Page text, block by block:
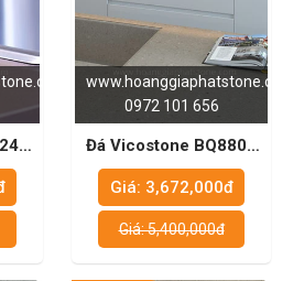
-
www.hoanggiaphatstone.com
0972 101 656
Đá Vicostone BQ8805
- Vật Liệu Lý Tưởng
Cho Bàn Bếp Đẹp Mắt
Và Bền Vững
Giá: 3,672,000đ
Giá: 5,400,000đ